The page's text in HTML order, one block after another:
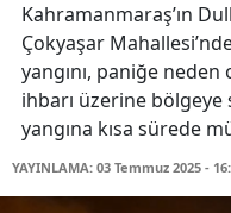
Kahramanmaraş’ın
Çokyaşar
yangını, paniğe
ihbarı üzerine
yangına kısa sürede
YAYINLAMA: 03 Temmuz 2025 -